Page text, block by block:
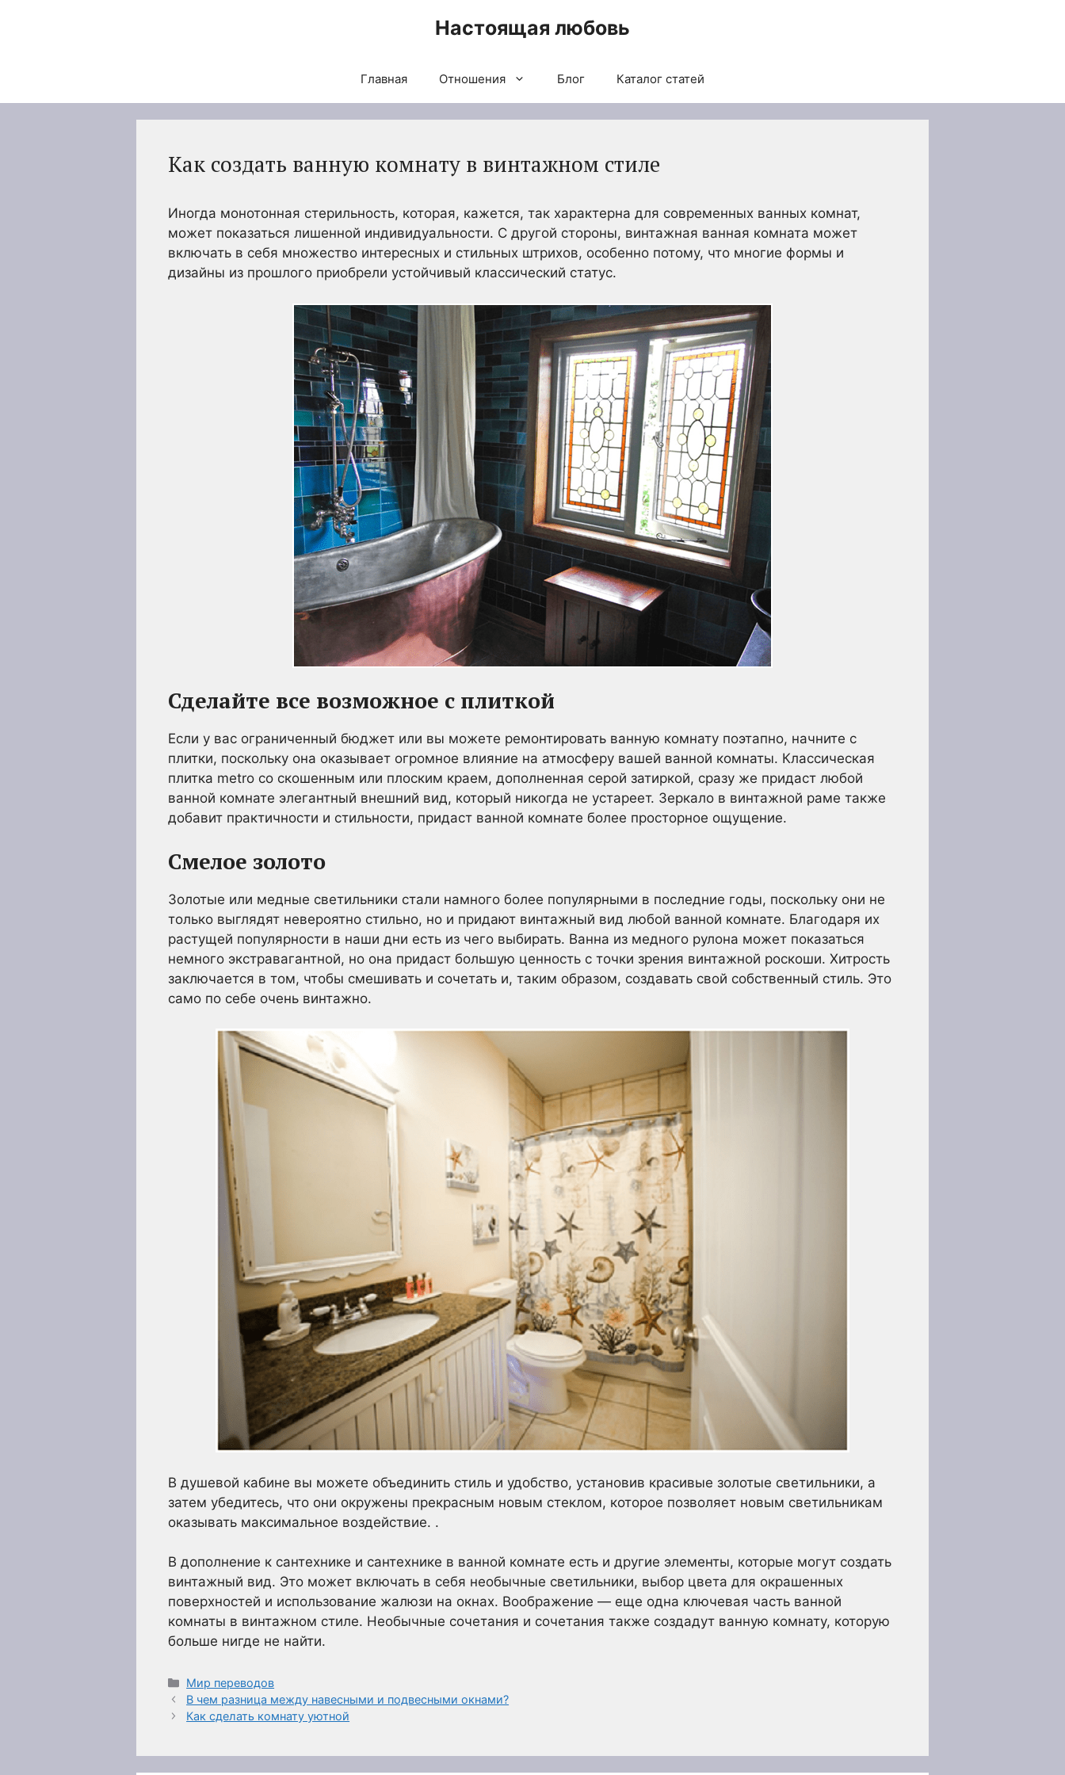
Настоящая любовь
Главная Отношения Блог Каталог статей
Как создать ванную комнату в винтажном стиле
Иногда монотонная стерильность, которая, кажется, так характерна для современных ванных комнат,
может показаться лишенной индивидуальности. С другой стороны, винтажная ванная комната может
включать в себя множество интересных и стильных штрихов, особенно потому, что многие формы и
дизайны из прошлого приобрели устойчивый классический статус.
Сделайте все возможное с плиткой
Если у вас ограниченный бюджет или вы можете ремонтировать ванную комнату поэтапно, начните с
плитки, поскольку она оказывает огромное влияние на атмосферу вашей ванной комнаты. Классическая
плитка metro со скошенным или плоским краем, дополненная серой затиркой, сразу же придаст любой
ванной комнате элегантный внешний вид, который никогда не устареет. Зеркало в винтажной раме также
добавит практичности и стильности, придаст ванной комнате более просторное ощущение.
Смелое золото
Золотые или медные светильники стали намного более популярными в последние годы, поскольку они не
только выглядят невероятно стильно, но и придают винтажный вид любой ванной комнате. Благодаря их
растущей популярности в наши дни есть из чего выбирать. Ванна из медного рулона может показаться
немного экстравагантной, но она придаст большую ценность с точки зрения винтажной роскоши. Хитрость
заключается в том, чтобы смешивать и сочетать и, таким образом, создавать свой собственный стиль. Это
само по себе очень винтажно.
В душевой кабине вы можете объединить стиль и удобство, установив красивые золотые светильники, а
затем убедитесь, что они окружены прекрасным новым стеклом, которое позволяет новым светильникам
оказывать максимальное воздействие. .
В дополнение к сантехнике и сантехнике в ванной комнате есть и другие элементы, которые могут создать
винтажный вид. Это может включать в себя необычные светильники, выбор цвета для окрашенных
поверхностей и использование жалюзи на окнах. Воображение — еще одна ключевая часть ванной
комнаты в винтажном стиле. Необычные сочетания и сочетания также создадут ванную комнату, которую
больше нигде не найти.
Рубрики
Мир переводов
В чем разница между навесными и подвесными окнами?
Как сделать комнату уютной